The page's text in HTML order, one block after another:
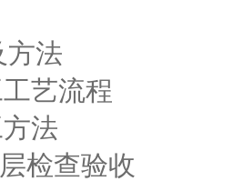
方法
艺流程
法
查验收